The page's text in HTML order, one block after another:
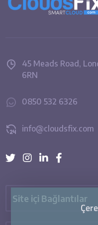
45 Meads Road,
6RN
0850 532 6326
info@cloudsfix.com
Site içi Bağlantılar